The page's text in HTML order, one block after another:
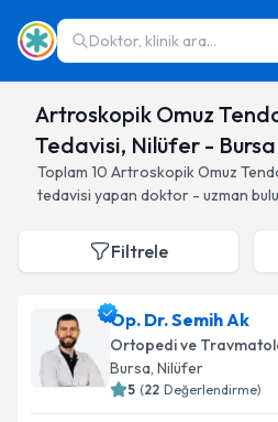
Doktor, klinik ara...
Artroskopik Omuz
Tedavisi, Nilüfer - Bursa
Toplam 10 Artroskopik Omuz
tedavisi yapan doktor - uzman
Filtrele
Op. Dr. Semih Ak
Ortopedi ve
Bursa, Nilüfer
5 (22 Değerlendirme)